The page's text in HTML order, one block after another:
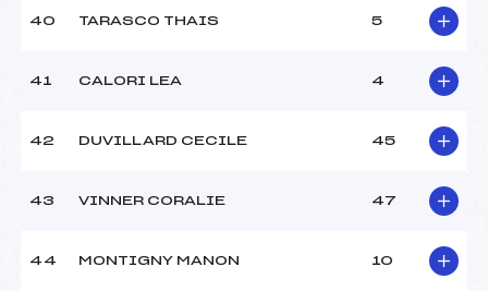
40 TARASCO THAIS 5
41 CALORI LEA 4
42 DUVILLARD CECILE 45
43 VINNER CORALIE 47
44 MONTIGNY MANON 10